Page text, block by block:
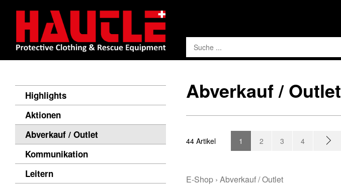
Highlights
Aktionen
Abverkauf / Outlet
Kommunikation
Leitern
Abverkauf / Outlet
44 Artikel 1 2 3 4
E-Shop › Abverkauf / Outlet